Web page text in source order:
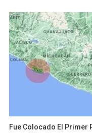
Fue Colocado El Primer